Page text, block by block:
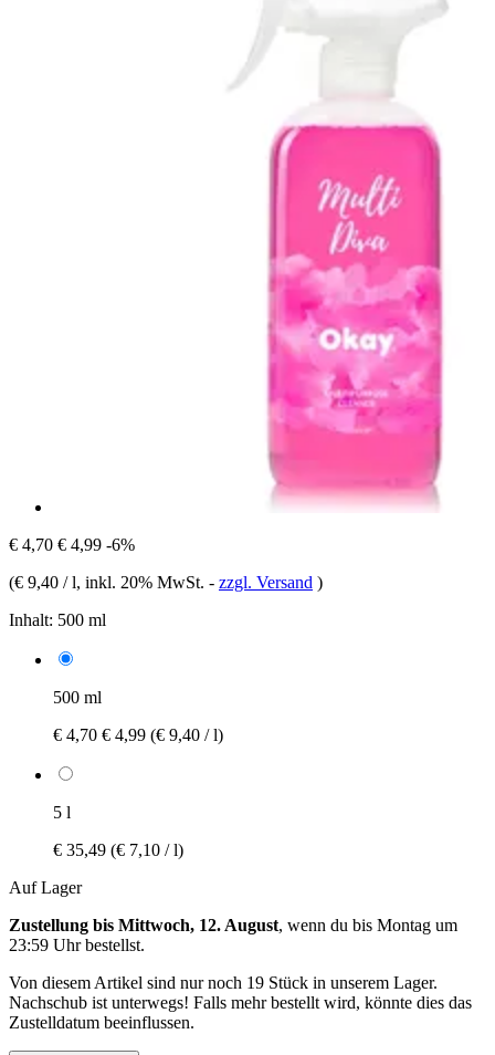
€ 4,70 € 4,99 -6%
(€ 9,40 / l, inkl. 20% MwSt. - zzgl. Versand )
Inhalt: 500 ml
500 ml
€ 4,70 € 4,99 (€ 9,40 / l)
5 l
€ 35,49 (€ 7,10 / l)
Auf Lager
Zustellung bis Mittwoch, 12. August, wenn du bis Montag um
23:59 Uhrbestellst.
Von diesem Artikel sind nur noch 19 Stück in unserem Lager.
Nachschub ist unterwegs! Falls mehr bestellt wird, könnte dies das
Zustelldatum beeinflussen.